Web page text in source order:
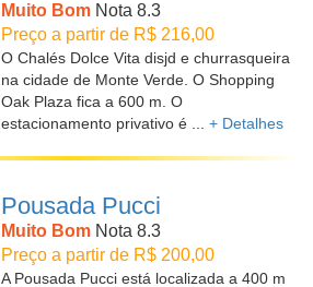
Muito Bom Nota 8.3
Preço a partir de R$ 216,00
O Chalés Dolce Vita disjd e churrasqueira
na cidade de Monte Verde. O Shopping
Oak Plaza fica a 600 m. O
estacionamento privativo é ... + Detalhes
Pousada Pucci
Muito Bom Nota 8.3
Preço a partir de R$ 200,00
A Pousada Pucci está localizada a 400 m